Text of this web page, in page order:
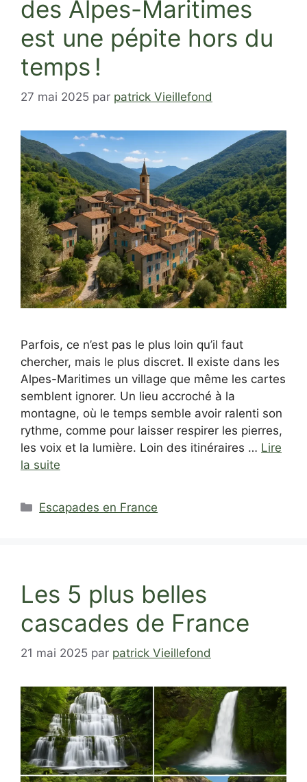
des Alpes-Maritimes
est une pépite hors du
temps !
27 mai 2025 par patrick Vieillefond
Parfois, ce n’est pas le plus loin qu’il faut
chercher, mais le plus discret. Il existe dans les
Alpes-Maritimes un village que même les cartes
semblent ignorer. Un lieu accroché à la
montagne, où le temps semble avoir ralenti son
rythme, comme pour laisser respirer les pierres,
les voix et la lumière. Loin des itinéraires … Lire
la suite
Catégories
Escapades en France
Les 5 plus belles
cascades de France
21 mai 2025 par patrick Vieillefond